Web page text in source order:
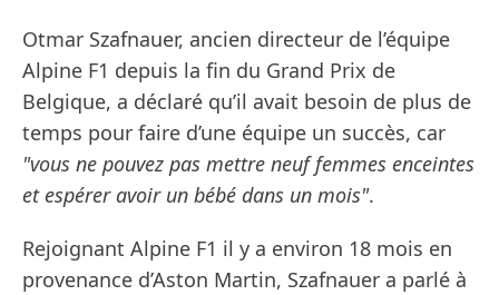
Otmar Szafnauer, ancien directeur de l’équipe
Alpine F1 depuis la fin du Grand Prix de
Belgique, a déclaré qu’il avait besoin de plus de
temps pour faire d’une équipe un succès, car
"vous ne pouvez pas mettre neuf femmes enceintes
et espérer avoir un bébé dans un mois".
Rejoignant Alpine F1 il y a environ 18 mois en
provenance d’Aston Martin, Szafnauer a parlé à